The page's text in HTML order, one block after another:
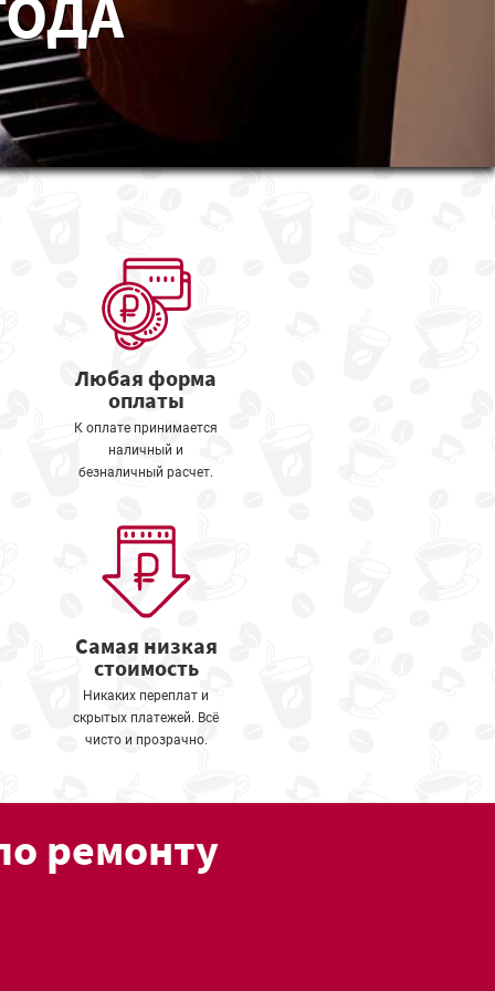
Любая форма
оплаты
К оплате принимается
наличный и
безналичный расчет.
Самая низкая
стоимость
Никаких переплат и
скрытых платежей. Всё
чисто и прозрачно.
ремонту